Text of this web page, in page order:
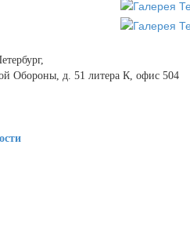
Обороны, д. 51 литера К, офис 504